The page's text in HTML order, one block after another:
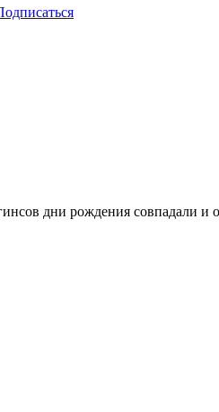
дни рождения совпадали и